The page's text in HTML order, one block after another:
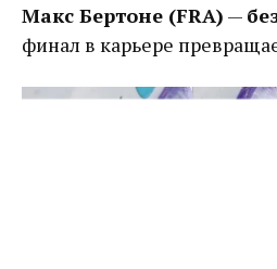
Макс Бертоне (FRA) —
финал в карьере